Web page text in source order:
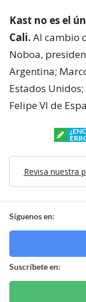
Kast no es el
Cali. Al cambio
Noboa,
Argentina;
Estados
Felipe VI de
Revisa nuestra
Síguenos en:
Suscríbete en: